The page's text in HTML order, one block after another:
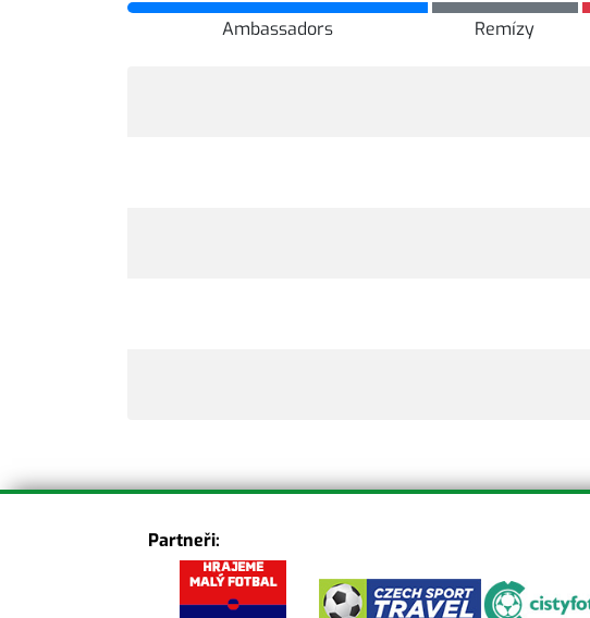
Ambassadors
Remízy
Partneři: